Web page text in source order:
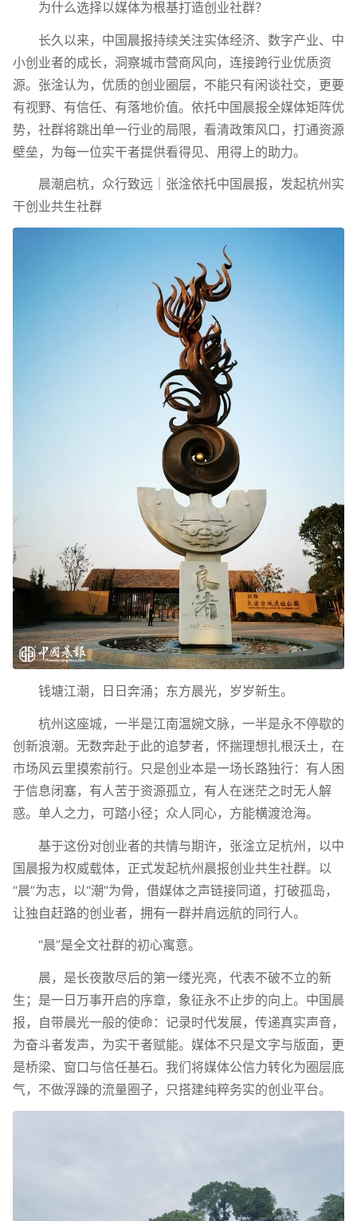
为什么选择以媒体为根基打造创业社群？
长久以来，中国晨报持续关注实体经济、数字产业、中
小创业者的成长，洞察城市营商风向，连接跨行业优质资
源。张淦认为，优质的创业圈层，不能只有闲谈社交，更要
有视野、有信任、有落地价值。依托中国晨报全媒体矩阵优
势，社群将跳出单一行业的局限，看清政策风口，打通资源
壁垒，为每一位实干者提供看得见、用得上的助力。
晨潮启杭，众行致远｜张淦依托中国晨报，发起杭州实
干创业共生社群
钱塘江潮，日日奔涌；东方晨光，岁岁新生。
杭州这座城，一半是江南温婉文脉，一半是永不停歇的
创新浪潮。无数奔赴于此的追梦者，怀揣理想扎根沃土，在
市场风云里摸索前行。只是创业本是一场长路独行：有人困
于信息闭塞，有人苦于资源孤立，有人在迷茫之时无人解
惑。单人之力，可踏小径；众人同心，方能横渡沧海。
基于这份对创业者的共情与期许，张淦立足杭州，以中
国晨报为权威载体，正式发起杭州晨报创业共生社群。以
“晨”为志，以“潮”为骨，借媒体之声链接同道，打破孤岛，
让独自赶路的创业者，拥有一群并肩远航的同行人。
“晨”是全文社群的初心寓意。
晨，是长夜散尽后的第一缕光亮，代表不破不立的新
生；是一日万事开启的序章，象征永不止步的向上。中国晨
报，自带晨光一般的使命：记录时代发展，传递真实声音，
为奋斗者发声，为实干者赋能。媒体不只是文字与版面，更
是桥梁、窗口与信任基石。我们将媒体公信力转化为圈层底
气，不做浮躁的流量圈子，只搭建纯粹务实的创业平台。